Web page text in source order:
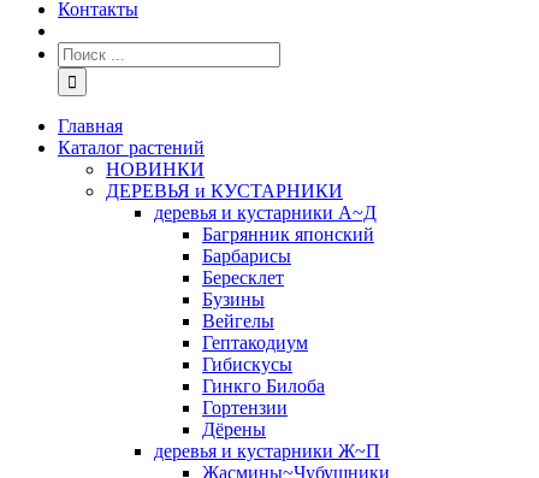
Контакты
Главная
Каталог растений
НОВИНКИ
ДЕРЕВЬЯ и КУСТАРНИКИ
деревья и кустарники А~Д
Багрянник японский
Барбарисы
Бересклет
Бузины
Вейгелы
Гептакодиум
Гибискусы
Гинкго Билоба
Гортензии
Дёрены
деревья и кустарники Ж~П
Жасмины~Чубушники